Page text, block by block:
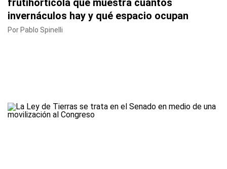
frutihortícola que muestra cuántos
invernáculos hay y qué espacio ocupan
Por Pablo Spinelli